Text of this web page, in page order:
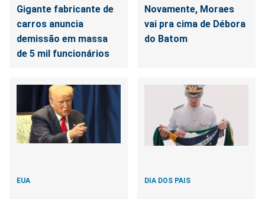
Gigante fabricante de
carros anuncia
demissão em massa
de 5 mil funcionários
Novamente, Moraes
vai pra cima de Débora
do Batom
EUA DIA DOS PAIS